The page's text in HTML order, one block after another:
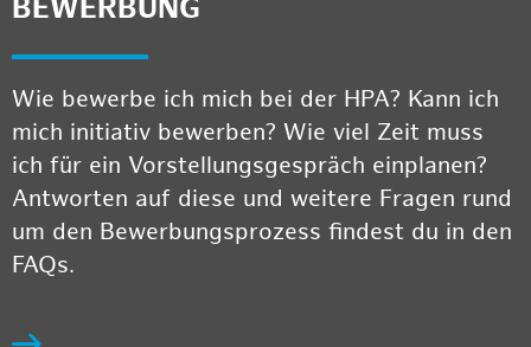
BEWERBUNG
Wie bewerbe ich mich bei der HPA? Kann ich
mich initiativ bewerben? Wie viel Zeit muss
ich für ein Vorstellungsgespräch einplanen?
Antworten auf diese und weitere Fragen rund
um den Bewerbungsprozess findest du in den
FAQs.